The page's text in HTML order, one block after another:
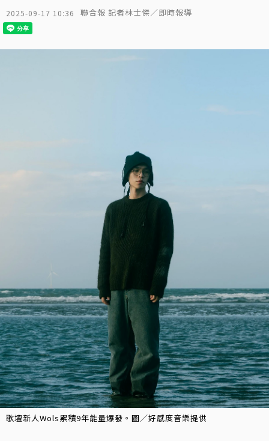
2025-09-17 10:36 聯合報 記者林士傑／即時報導
歌壇新人Wols累積9年能量爆發。圖／好感度音樂提供